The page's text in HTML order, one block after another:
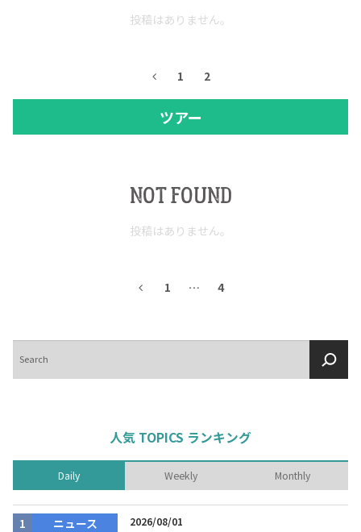
投稿はありません。
1 2
ツアー
NOT FOUND
投稿はありません。
1 … 4
索
人気 TOPICS ランキング
Daily Weekly Monthly
ニュース 2026/08/01